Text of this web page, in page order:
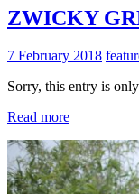
ZWICKY
7 February 2018
Sorry, this entry is
Read more